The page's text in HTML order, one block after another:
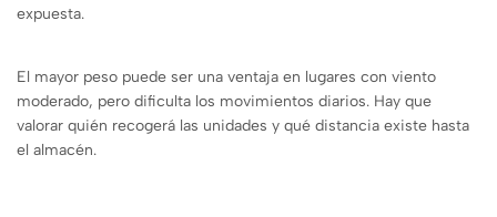
expuesta.
El mayor peso puede ser una ventaja en lugares con viento
moderado, pero dificulta los movimientos diarios. Hay que
valorar quién recogerá las unidades y qué distancia existe hasta
el almacén.